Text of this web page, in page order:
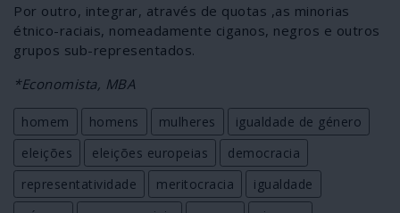
Por outro, integrar, através de quotas ,as minorias
étnico-raciais, nomeadamente ciganos, negros e outros
grupos sub-representados.
*Economista, MBA
homem homens mulheres
igualdade de género
eleições
eleições europeias
democracia
representatividade
meritocracia
igualdade